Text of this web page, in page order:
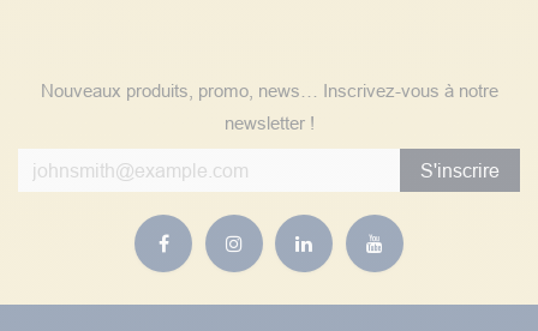
Nouveaux produits, promo, news… Inscrivez-vous à notre
newsletter !
S'inscrire